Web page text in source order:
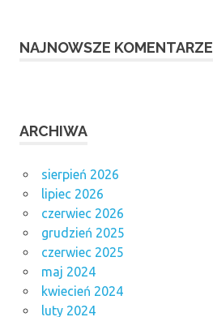
NAJNOWSZE KOMENTARZE
ARCHIWA
sierpień 2026
lipiec 2026
czerwiec 2026
grudzień 2025
czerwiec 2025
maj 2024
kwiecień 2024
luty 2024